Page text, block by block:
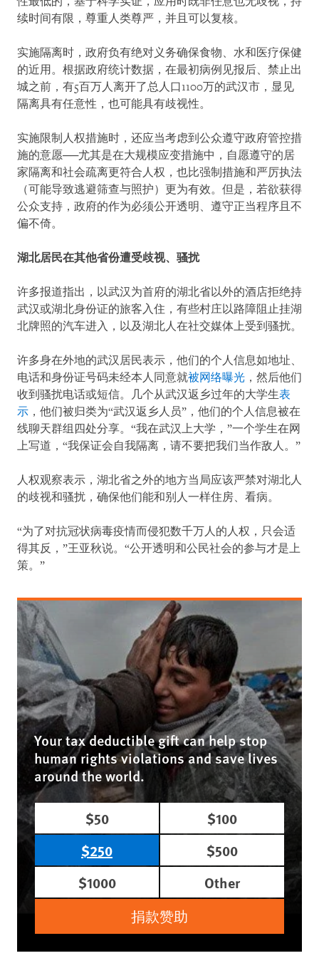
续时间有限，尊重人类尊严，并且可以复核。
实施隔离时，政府负有绝对义务确保食物、水和医疗保健
的近用。根据政府统计数据，在最初病例见报后、禁止出
城之前，有5百万人离开了总人口1100万的武汉市，显见
隔离具有任意性，也可能具有歧视性。
实施限制人权措施时，还应当考虑到公众遵守政府管控措
施的意愿──尤其是在大规模应变措施中，自愿遵守的居
家隔离和社会疏离更符合人权，也比强制措施和严厉执法
（可能导致逃避筛查与照护）更为有效。但是，若欲获得
公众支持，政府的作为必须公开透明、遵守正当程序且不
偏不倚。
湖北居民在其他省份遭受歧视、骚扰
许多报道指出，以武汉为首府的湖北省以外的酒店拒绝持
武汉或湖北身份证的旅客入住，有些村庄以路障阻止挂湖
北牌照的汽车进入，以及湖北人在社交媒体上受到骚扰。
许多身在外地的武汉居民表示，他们的个人信息如地址、
电话和身份证号码未经本人同意就被网络曝光 ，然后他们
收到骚扰电话或短信。几个从武汉返乡过年的大学生表
示 ，他们被归类为“武汉返乡人员”，他们的个人信息被在
线聊天群组四处分享。“我在武汉上大学，”一个学生在网
上写道，“我保证会自我隔离，请不要把我们当作敌人。”
人权观察表示，湖北省之外的地方当局应该严禁对湖北人
的歧视和骚扰，确保他们能和别人一样住房、看病。
“为了对抗冠状病毒疫情而侵犯数千万人的人权，只会适
得其反，”王亚秋说。“公开透明和公民社会的参与才是上
策。”
Your tax deductible gift can help stop
human rights violations and save lives
around the world.
$50
$100
$250
$500
$1000
Other
捐款赞助